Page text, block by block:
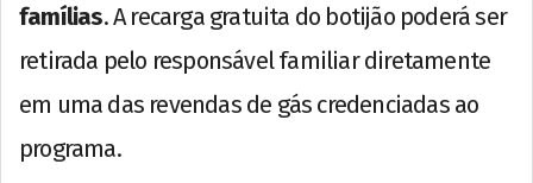
famílias. A recarga gratuita do botijão poderá ser
retirada pelo responsável familiar diretamente
em uma das revendas de gás credenciadas ao
programa.